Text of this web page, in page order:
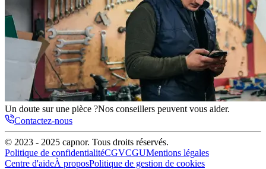
Un doute sur une pièce ?Nos conseillers peuvent vous aider.
Contactez-nous
© 2023 - 2025 capnor. Tous droits réservés.
Politique de confidentialitéCGVCGUMentions légales
Centre d'aideÀ proposPolitique de gestion de cookies